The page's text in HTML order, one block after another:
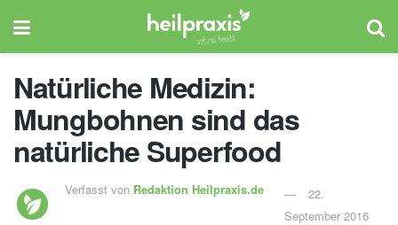
Natürliche Medizin:
Mungbohnen sind das
natürliche Superfood
Verfasst von Redaktion Heilpraxis.de
22.
September 2016